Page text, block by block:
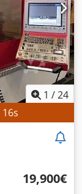
1 /24
14s
‏19,900 ‏€